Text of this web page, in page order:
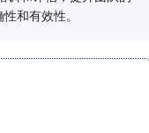
和有效性。